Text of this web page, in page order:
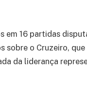
em 16 partidas
sobre o Cruzeiro,
da liderança